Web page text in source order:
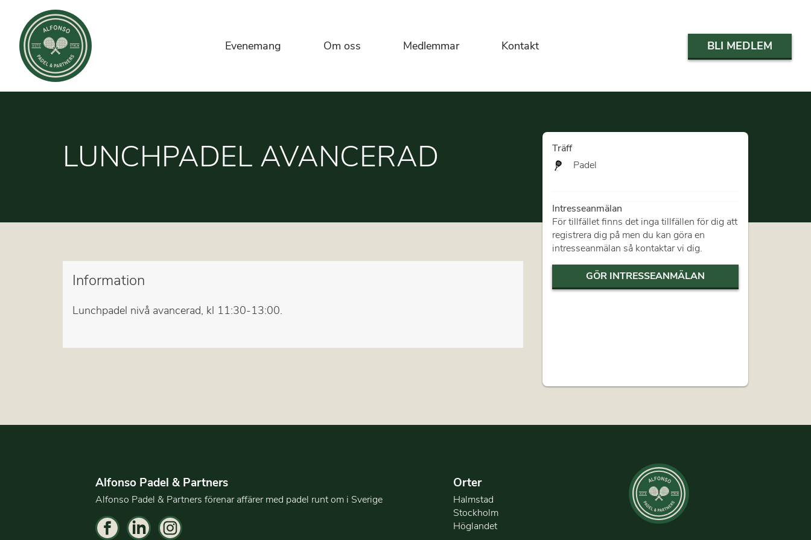
Evenemang Om oss Medlemmar Kontakt BLI MEDLEM
LUNCHPADEL AVANCERAD
Information
Lunchpadel nivå avancerad, kl 11:30-13:00.
Träff
Padel
Intresseanmälan
För tillfället finns det inga tillfällen för dig att
registrera dig på men du kan göra en
intresseanmälan så kontaktar vi dig.
GÖR INTRESSEANMÄLAN
Alfonso Padel & Partners
Alfonso Padel & Partners förenar affärer med padel runt om i Sverige
Orter
Halmstad
Stockholm
Höglandet